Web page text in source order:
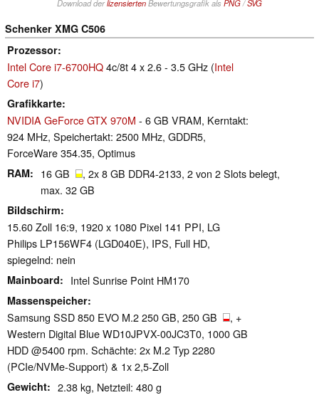
Download derlizensiertenBewertungsgrafik als PNG/SVG
Schenker XMG C506
Prozessor
Intel Core i7-6700HQ4c/8t 4 x 2.6 - 3.5 GHz (Intel
Core i7)
Grafikkarte
NVIDIA GeForce GTX 970M - 6 GB VRAM, Kerntakt:
924 MHz, Speichertakt: 2500 MHz, GDDR5,
ForceWare 354.35, Optimus
RAM 16 GB
, 2x 8 GB DDR4-2133, 2 von 2 Slots belegt,
max. 32 GB
Bildschirm
15.60 Zoll 16:9, 1920 x 1080 Pixel 141 PPI, LG
Philips LP156WF4 (LGD040E), IPS, Full HD,
spiegelnd: nein
Mainboard Intel Sunrise Point HM170
Massenspeicher
Samsung SSD 850 EVO M.2 250 GB, 250 GB
, +
Western Digital Blue WD10JPVX-00JC3T0, 1000 GB
HDD @5400 rpm. Schächte: 2x M.2 Typ 2280
(PCIe/NVMe-Support) & 1x 2,5-Zoll
Gewicht 2.38 kg, Netzteil: 480 g